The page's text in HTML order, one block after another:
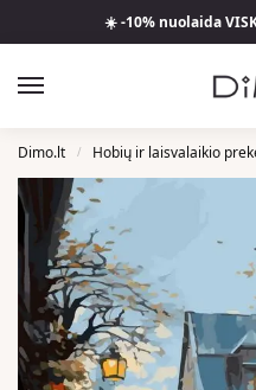
☀️ -10% nuolaida
Dimo.lt / Hobių ir laisvalaikio